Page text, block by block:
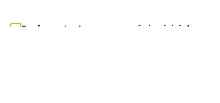
Por favor, tente acessar a página inicial